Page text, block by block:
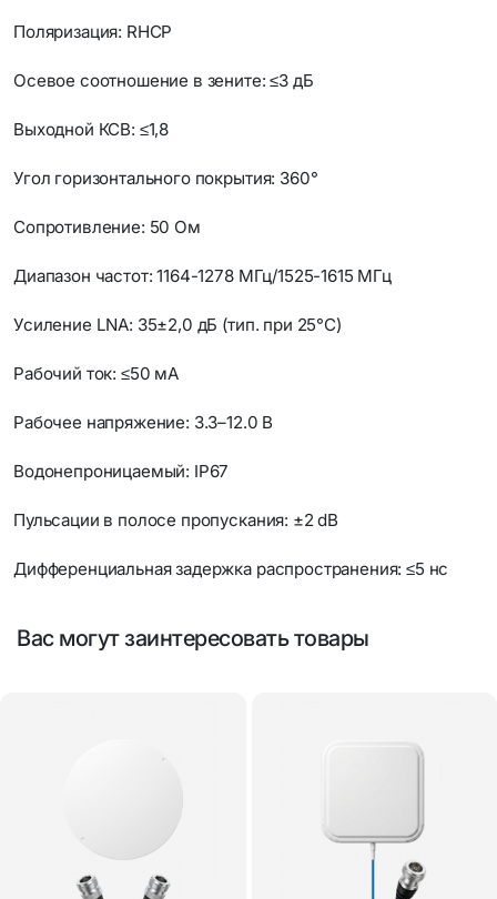
Поляризация: RHCP
Осевое соотношение в зените: ≤3 дБ
Выходной КСВ: ≤1,8
Угол горизонтального покрытия: 360°
Сопротивление: 50 Ом
Диапазон частот: 1164-1278 МГц/1525-1615 МГц
Усиление LNA: 35±2,0 дБ (тип. при 25°C)
Рабочий ток: ≤50 мА
Рабочее напряжение: 3.3–12.0 В
Водонепроницаемый: IP67
Пульсации в полосе пропускания: ±2 dB
Дифференциальная задержка распространения: ≤5 нс
Вас могут заинтересовать товары